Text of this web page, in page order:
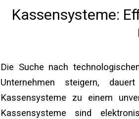
Kassensysteme:
Die Suche nach
Unternehmen steigern,
Kassensysteme zu einem
Kassensysteme sind